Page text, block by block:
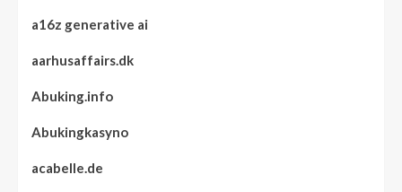
a16z generative ai
aarhusaffairs.dk
Abuking.info
Abukingkasyno
acabelle.de